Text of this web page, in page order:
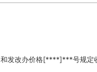
发改办价格[****]***号规定